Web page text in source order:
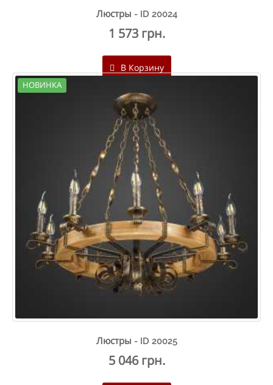
Люстры - ID 20024
1 573 грн.
В Корзину
НОВИНКА
Люстры - ID 20025
5 046 грн.